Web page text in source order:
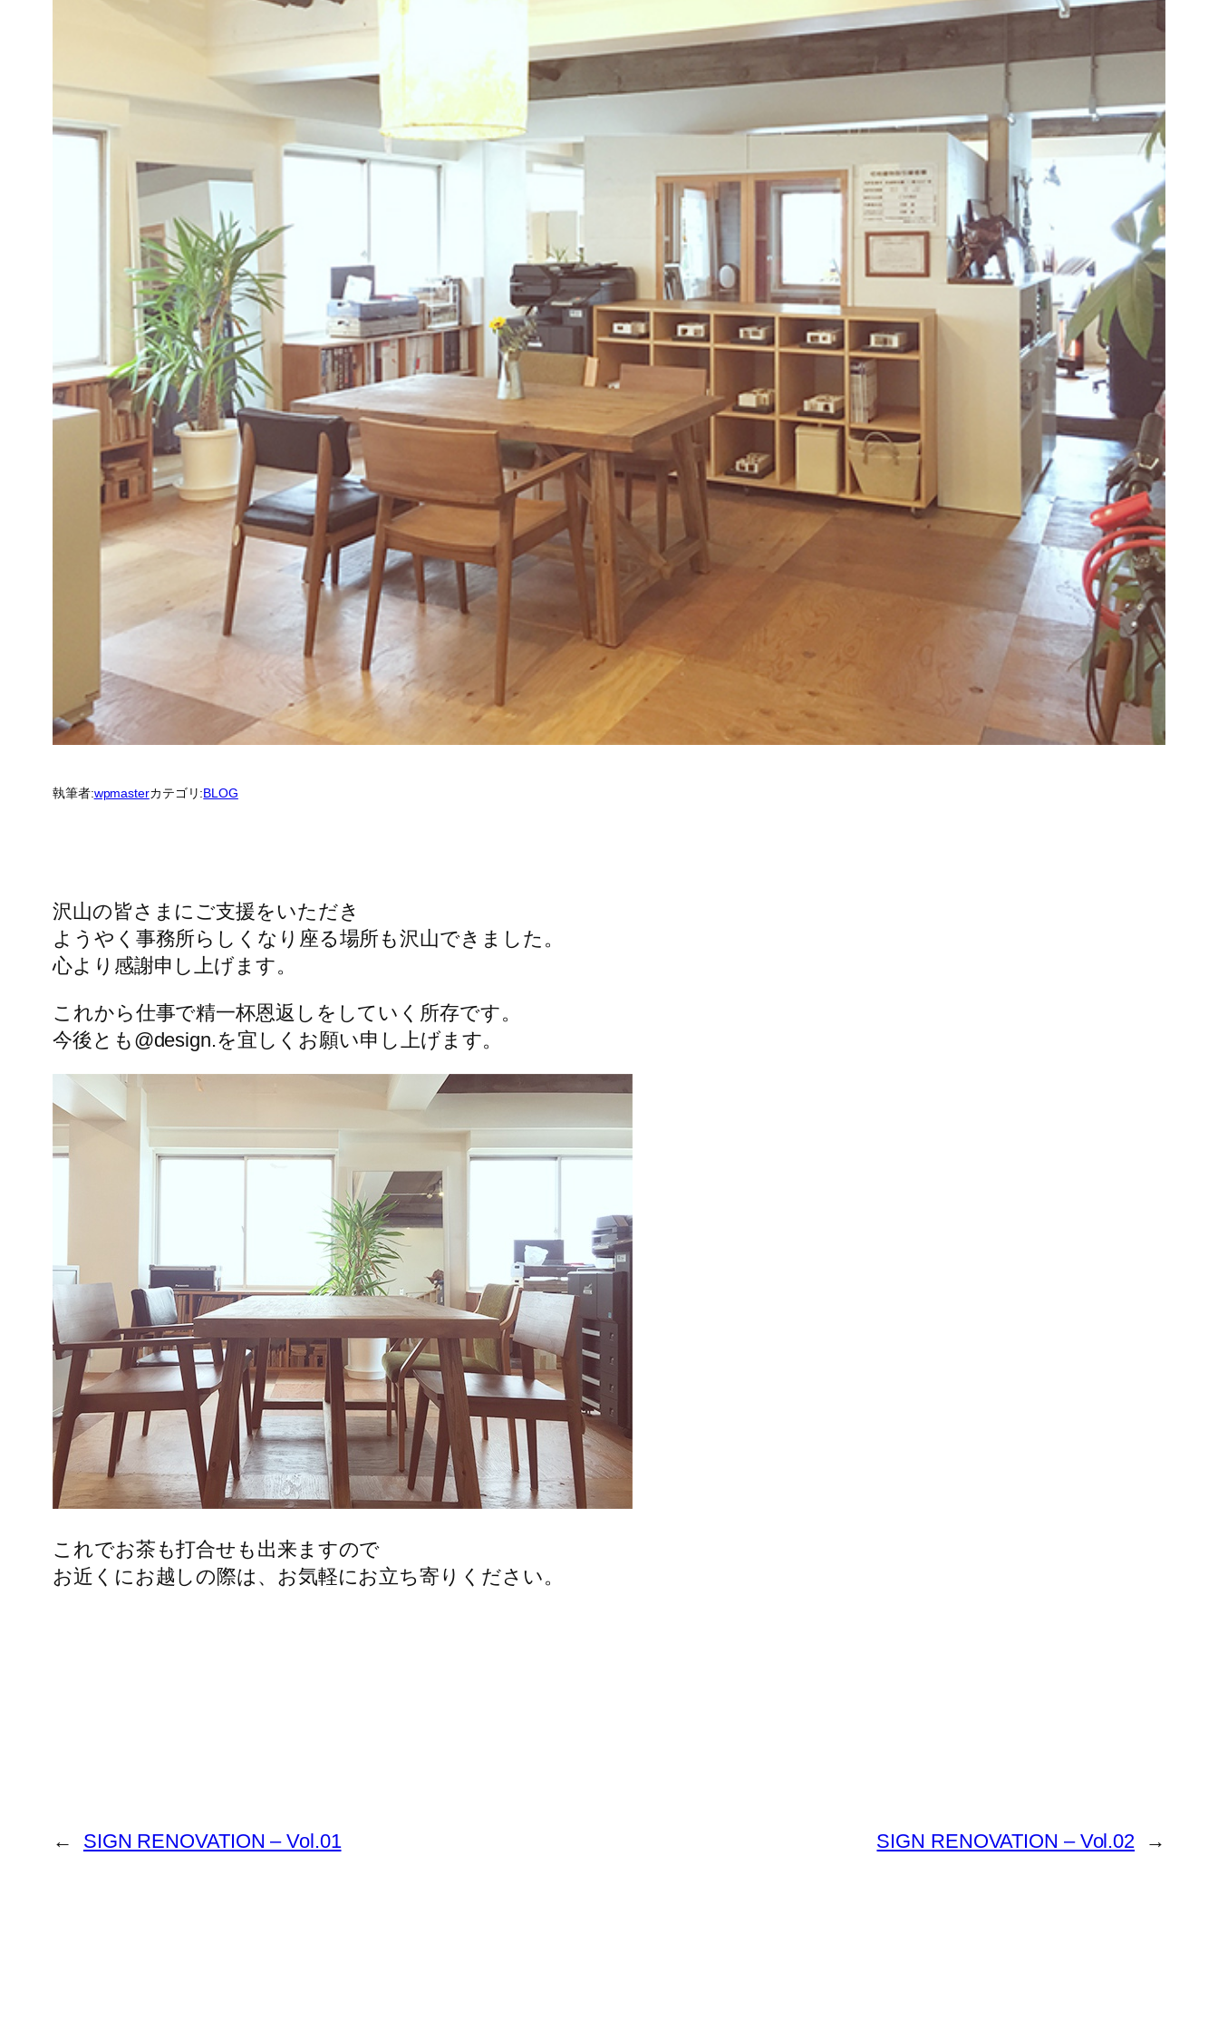
執筆者:wpmasterカテゴリ:BLOG
沢山の皆さまにご支援をいただき
ようやく事務所らしくなり座る場所も沢山できました。
心より感謝申し上げます。
これから仕事で精一杯恩返しをしていく所存です。
今後とも@design.を宜しくお願い申し上げます。
これでお茶も打合せも出来ますので
お近くにお越しの際は、お気軽にお立ち寄りください。
← SIGN RENOVATION – Vol.01 SIGN RENOVATION – Vol.02 →